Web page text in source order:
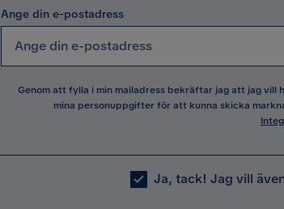
Ange din e-postadress
Genom att fylla i min mailadress bekräftar jag att jag vill
mina personuppgifter för att kunna skicka
Ja, tack! Jag vill